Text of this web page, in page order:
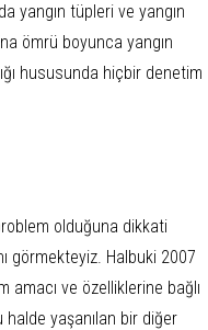
yangın tüpleri ve yangın
ömrü boyunca yangın
hususunda hiçbir denetim
olduğuna dikkati
görmekteyiz. Halbuki 2007
amacı ve özelliklerine bağlı
yaşanılan bir diğer